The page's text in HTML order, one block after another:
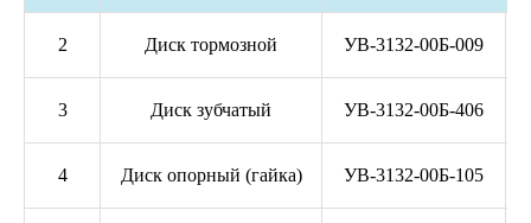
2 Диск тормозной УВ-3132-00Б-009
3 Диск зубчатый УВ-3132-00Б-406
4 Диск опорный (гайка) УВ-3132-00Б-105